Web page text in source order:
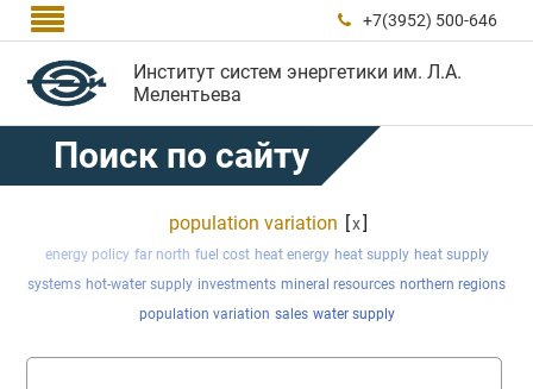
  +7(3952) 500-646
Институт систем энергетики им. Л.А.
Мелентьева
Поиск по сайту
population variation [x]
energy policy far north fuel cost heat energy heat supply heat supply
systems hot-water supply investments mineral resources northern regions
population variation sales water supply